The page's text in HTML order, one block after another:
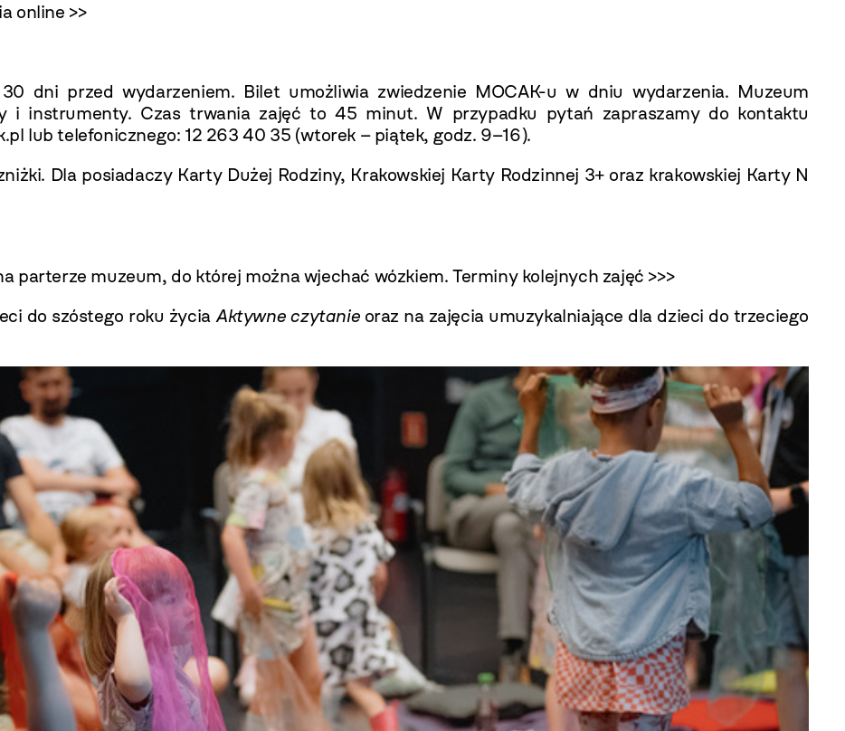
online >>
dni przed wydarzeniem. Bilet umożliwia zwiedzenie MOCAK-u w dniu wydarzenia. Muzeum
i instrumenty. Czas trwania zajęć to 45 minut. W przypadku pytań zapraszamy do kontaktu
lub telefonicznego: 12 263 40 35 (wtorek – piątek, godz. 9–16).
Dla posiadaczy Karty Dużej Rodziny, Krakowskiej Karty Rodzinnej 3+ oraz krakowskiej Karty N
parterze muzeum, do której można wjechać wózkiem. Terminy kolejnych zajęć >>>
do szóstego roku życiaAktywne czytanieoraz na zajęcia umuzykalniające dla dzieci do trzeciego